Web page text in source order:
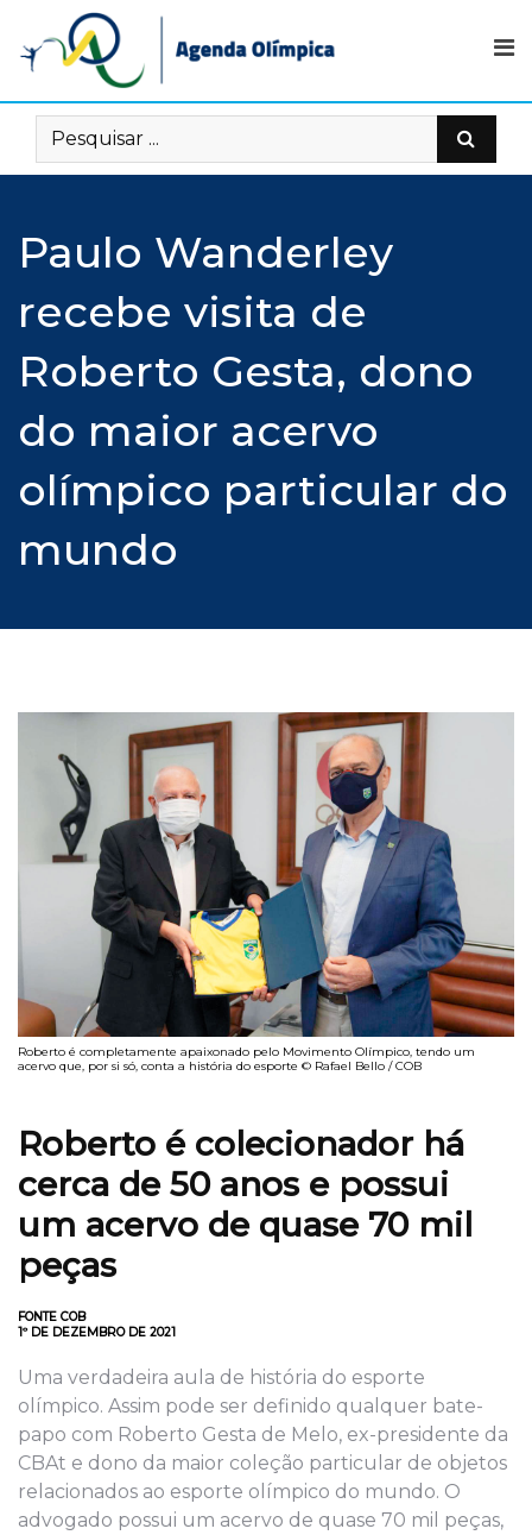
content
Paulo Wanderley
recebe visita de
Roberto Gesta, dono
do maior acervo
olímpico particular do
mundo
Roberto é completamente apaixonado pelo Movimento Olímpico, tendo um
acervo que, por si só, conta a história do esporte © Rafael Bello / COB
Roberto é colecionador há
cerca de 50 anos e possui
um acervo de quase 70 mil
peças
FONTE COB
1º DE DEZEMBRO DE 2021
Uma verdadeira aula de história do esporte
olímpico. Assim pode ser definido qualquer bate-
papo com Roberto Gesta de Melo, ex-presidente da
CBAt e dono da maior coleção particular de objetos
relacionados ao esporte olímpico do mundo. O
advogado possui um acervo de quase 70 mil peças,